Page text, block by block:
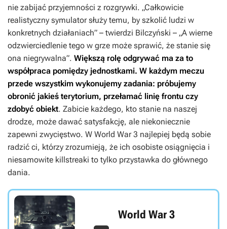
nie zabijać przyjemności z rozgrywki. „Całkowicie
realistyczny symulator służy temu, by szkolić ludzi w
konkretnych działaniach” – twierdzi Bilczyński – „A wierne
odzwierciedlenie tego w grze może sprawić, że stanie się
ona niegrywalna”. Większą rolę odgrywać ma za to
współpraca pomiędzy jednostkami. W każdym meczu
przede wszystkim wykonujemy zadania: próbujemy
obronić jakieś terytorium, przełamać linię frontu czy
zdobyć obiekt. Zabicie każdego, kto stanie na naszej
drodze, może dawać satysfakcję, ale niekoniecznie
zapewni zwycięstwo. W World War 3 najlepiej będą sobie
radzić ci, którzy zrozumieją, że ich osobiste osiągnięcia i
niesamowite killstreaki to tylko przystawka do głównego
dania.
World War 3